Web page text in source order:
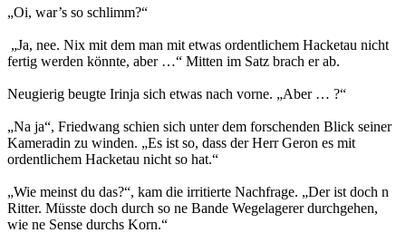
„Oi, war’s so schlimm?“
„Ja, nee. Nix mit dem man mit etwas ordentlichem Hacketau nicht
fertig werden könnte, aber …“ Mitten im Satz brach er ab.
Neugierig beugte Irinja sich etwas nach vorne. „Aber … ?“
„Na ja“, Friedwang schien sich unter dem forschenden Blick seiner
Kameradin zu winden. „Es ist so, dass der Herr Geron es mit
ordentlichem Hacketau nicht so hat.“
„Wie meinst du das?“, kam die irritierte Nachfrage. „Der ist doch n
Ritter. Müsste doch durch so ne Bande Wegelagerer durchgehen,
wie ne Sense durchs Korn.“